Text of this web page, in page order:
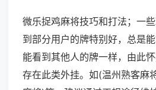
微乐捉鸡麻将技巧和打法；一
到部分用户的牌特别好，总是
能看到其他人的牌一样，由此
存在此类外挂。如(温州熟客麻